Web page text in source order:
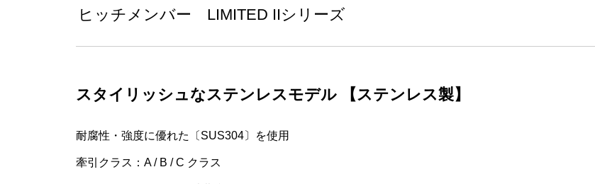
ヒッチメンバー LIMITED IIシリーズ
スタイリッシュなステンレスモデル 【ステンレス製】
耐腐性・強度に優れた〔SUS304〕を使用
牽引クラス：A / B / C クラス